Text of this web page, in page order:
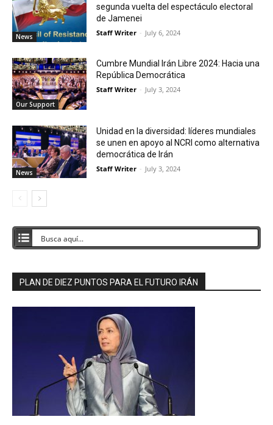
News
segunda vuelta del espectáculo electoral
de Jamenei
Staff Writer - July 6, 2024
Our Support
Cumbre Mundial Irán Libre 2024: Hacia una
República Democrática
Staff Writer - July 3, 2024
News
Unidad en la diversidad: líderes mundiales
se unen en apoyo al NCRI como alternativa
democrática de Irán
Staff Writer - July 3, 2024
PLAN DE DIEZ PUNTOS PARA EL FUTURO IRÁN